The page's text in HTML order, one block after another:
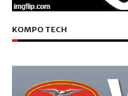
KOMPO TECH